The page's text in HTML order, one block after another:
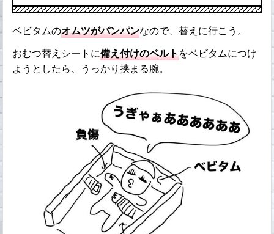
ベビタムのオムツがパンパンなので、替えに行こう。
おむつ替えシートに備え付けのベルトをベビタムにつけ
ようとしたら、うっかり挟まる腕。